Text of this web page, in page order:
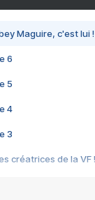
Maguire, c'est lui
6
5
4
3
créatrices de la VF !